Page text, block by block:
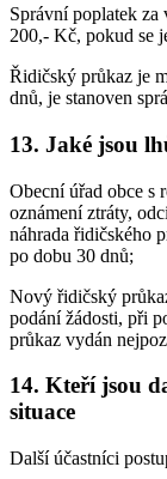
Správní poplatek
200,- Kč, pokud se
Řidičský průkaz je
dnů, je stanoven
13. Jaké jsou
Obecní úřad obce s
oznámení ztráty,
náhrada řidičského
po dobu 30 dnů;
Nový řidičský
podání žádosti, při
průkaz vydán
14. Kteří jsou
situace
Další účastníci